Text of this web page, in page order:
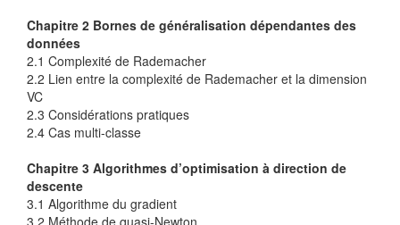
Chapitre 2 Bornes de généralisation dépendantes des
données
2.1 Complexité de Rademacher
2.2 Lien entre la complexité de Rademacher et la dimension
VC
2.3 Considérations pratiques
2.4 Cas multi-classe
Chapitre 3 Algorithmes d’optimisation à direction de
descente
3.1 Algorithme du gradient